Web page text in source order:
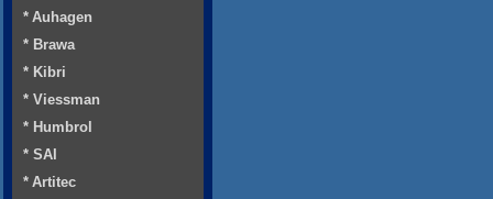
* Auhagen
* Brawa
* Kibri
* Viessman
* Humbrol
* SAI
* Artitec